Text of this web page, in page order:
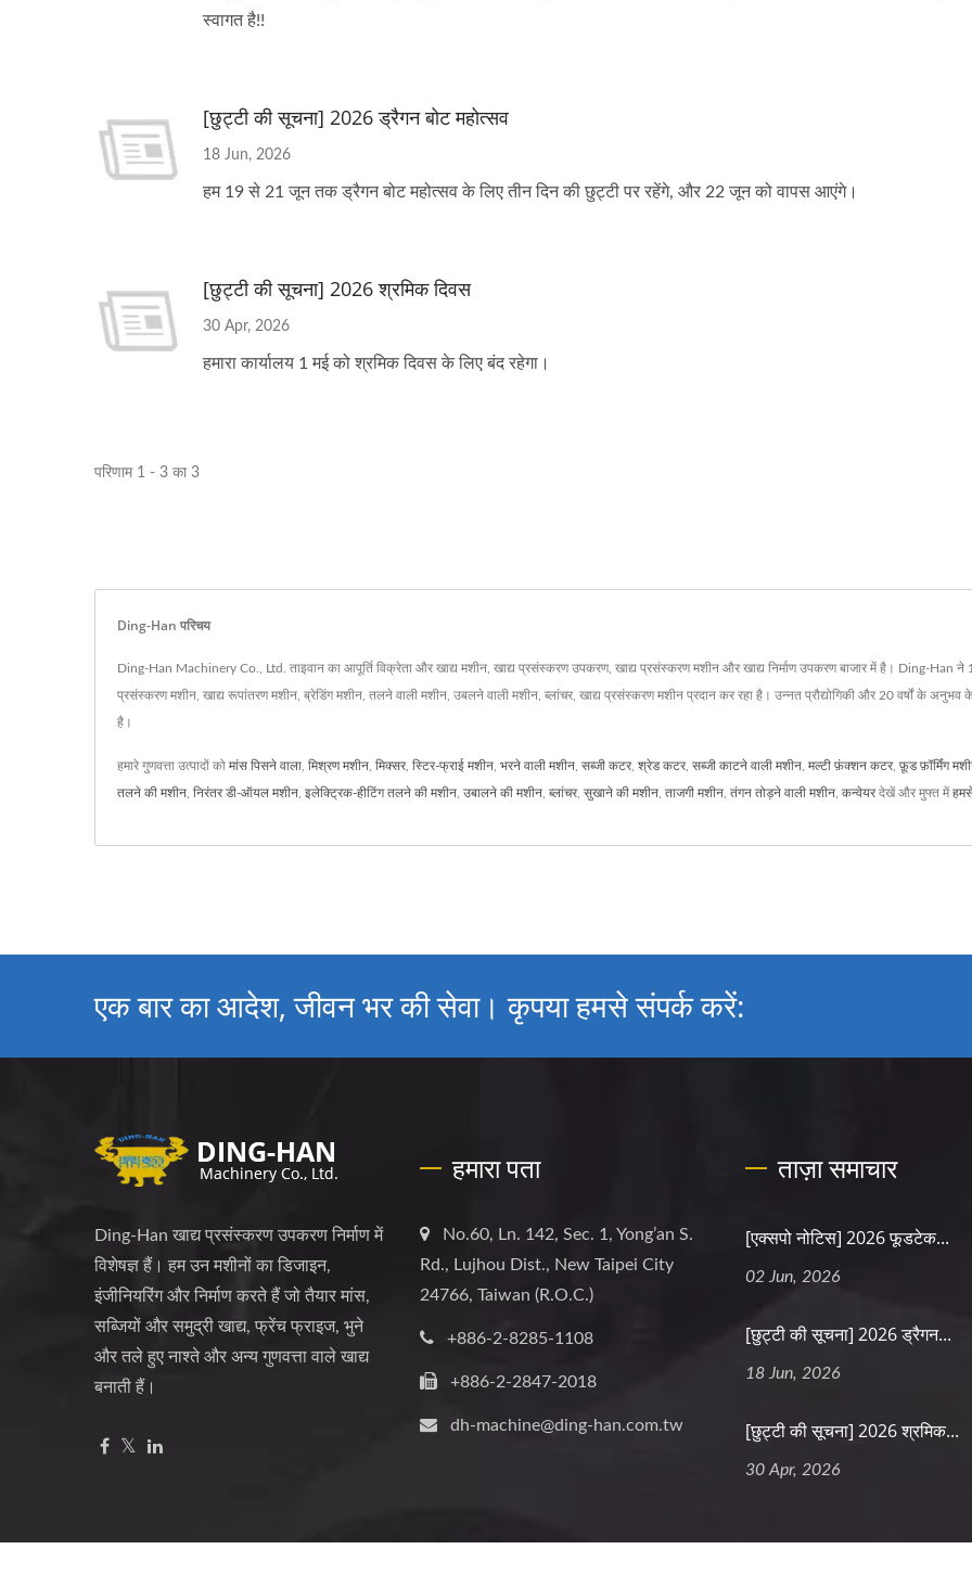
स्वागत है!!
[छुट्टी की सूचना] 2026 ड्रैगन बोट महोत्सव
18 Jun, 2026
हम 19 से 21 जून तक ड्रैगन बोट महोत्सव के लिए तीन दिन की छुट्टी पर रहेंगे, और 22 जून को वापस आएंगे।
[छुट्टी की सूचना] 2026 श्रमिक दिवस
30 Apr, 2026
हमारा कार्यालय 1 मई को श्रमिक दिवस के लिए बंद रहेगा।
परिणाम 1 - 3 का 3
बड़े प्रकार की पैटी बनाने और भाग
टेबलटॉप ऑटोमैटिक बैटर और पाउडर
बड़े प्रकार की पैटी बनाने और
Ding-Han परिचय
Ding-Han Machinery Co., Ltd. ताइवान का आपूर्ति विक्रेता और खाद्य मशीन, खाद्य प्रसंस्करण उपकरण, खाद्य प्रसंस्करण मशीन और खाद्य निर्माण उपकरण बाजार में है। Ding-Han ने
प्रसंस्करण मशीन, खाद्य रूपांतरण मशीन, ब्रेडिंग मशीन, तलने वाली मशीन, उबलने वाली मशीन, ब्लांचर, खाद्य प्रसंस्करण मशीन प्रदान कर रहा है। उन्नत प्रौद्योगिकी और 20 वर्षों के
है।
हमारे गुणवत्ता उत्पादों को मांस पिसने वाला मिश्रण मशीन मिक्सर, स्टिर-फ्राई मशीन भरने वाली मशीन सब्जी कटर, श्रेड कटर, सब्जी काटने वाली मशीन मल्टी फ़ंक्शन कटर, फ़ूड फ़ॉर्मिंग
तलने की मशीन निरंतर डी-ऑयल मशीन इलेक्ट्रिक-हीटिंग तलने की मशीन उबालने की मशीन ब्लांचर, सुखाने की मशीन ताजगी मशीन तंगन तोड़ने वाली मशीन कन्वेयरदेखें और मुफ्त में
एक बार का आदेश, जीवन भर की सेवा। कृपया हमसे संपर्क करें:
Ding-Han खाद्य प्रसंस्करण उपकरण निर्माण में
विशेषज्ञ हैं। हम उन मशीनों का डिजाइन,
इंजीनियरिंग और निर्माण करते हैं जो तैयार मांस,
सब्जियों और समुद्री खाद्य, फ्रेंच फ्राइज, भुने
और तले हुए नाश्ते और अन्य गुणवत्ता वाले खाद्य
बनाती हैं।
हमारा पता
No.60, Ln. 142, Sec. 1, Yong’an S.
Rd., Lujhou Dist., New Taipei City
24766, Taiwan (R.O.C.)
+886-2-8285-1108
+886-2-2847-2018
dh-machine@ding-han.com.tw
ताज़ा समाचार
[एक्सपो नोटिस] 2026 फूडटेक...
02 Jun, 2026
[छुट्टी की सूचना] 2026 ड्रैगन...
18 Jun, 2026
[छुट्टी की सूचना] 2026 श्रमिक...
30 Apr, 2026